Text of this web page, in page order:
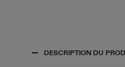
DESCRIPTION DU